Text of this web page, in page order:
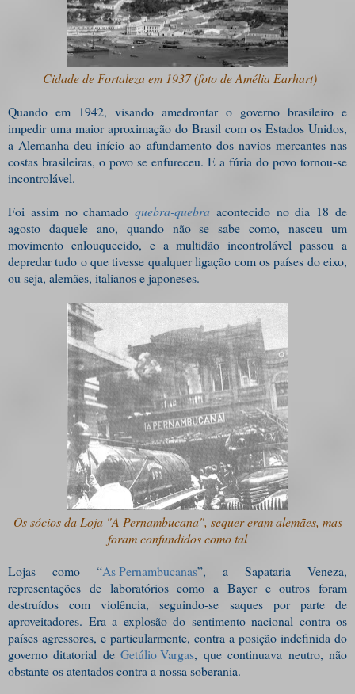
Cidade de Fortaleza em 1937 (foto de Amélia Earhart)
Quando em 1942, visando amedrontar o governo brasileiro e
impedir uma maior aproximação do Brasil com os Estados Unidos,
a Alemanha deu início ao afundamento dos navios mercantes nas
costas brasileiras, o povo se enfureceu. E a fúria do povo tornou-se
incontrolável.
Foi assim no chamadoquebra-quebra acontecido no dia 18 de
agosto daquele ano, quando não se sabe como, nasceu um
movimento enlouquecido, e a multidão incontrolável passou a
depredar tudo o que tivesse qualquer ligação com os países do eixo,
ou seja, alemães, italianos e japoneses.
Os sócios da Loja "A Pernambucana", sequer eram alemães, mas
foram confundidos como tal
Lojas como “As Pernambucanas”, a Sapataria Veneza,
representações de laboratórios como a Bayer e outros foram
destruídos com violência, seguindo-se saques por parte de
aproveitadores. Era a explosão do sentimento nacional contra os
países agressores, e particularmente, contra a posição indefinida do
governo ditatorial deGetúlio Vargas, que continuava neutro, não
obstante os atentados contra a nossa soberania.